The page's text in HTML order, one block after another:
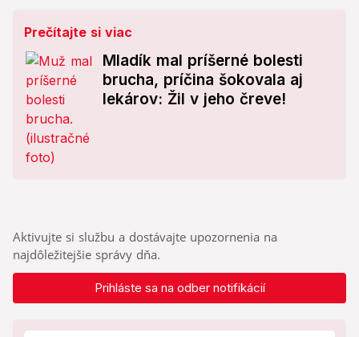
Prečítajte si viac
Mladík mal príšerné bolesti
brucha, príčina šokovala aj
lekárov: Žil v jeho čreve!
Aktivujte si službu a dostávajte upozornenia na
najdôležitejšie správy dňa.
Prihláste sa na odber notifikácií